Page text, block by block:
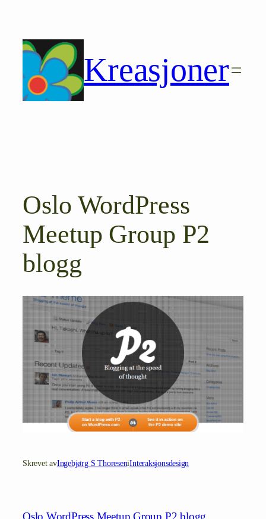
innhold
Kreasjoner
Oslo WordPress
Meetup Group P2
blogg
Skrevet avIngebjørg S ThoreseniInteraksjonsdesign
Oslo WordPress Meetup Group P2 blogg